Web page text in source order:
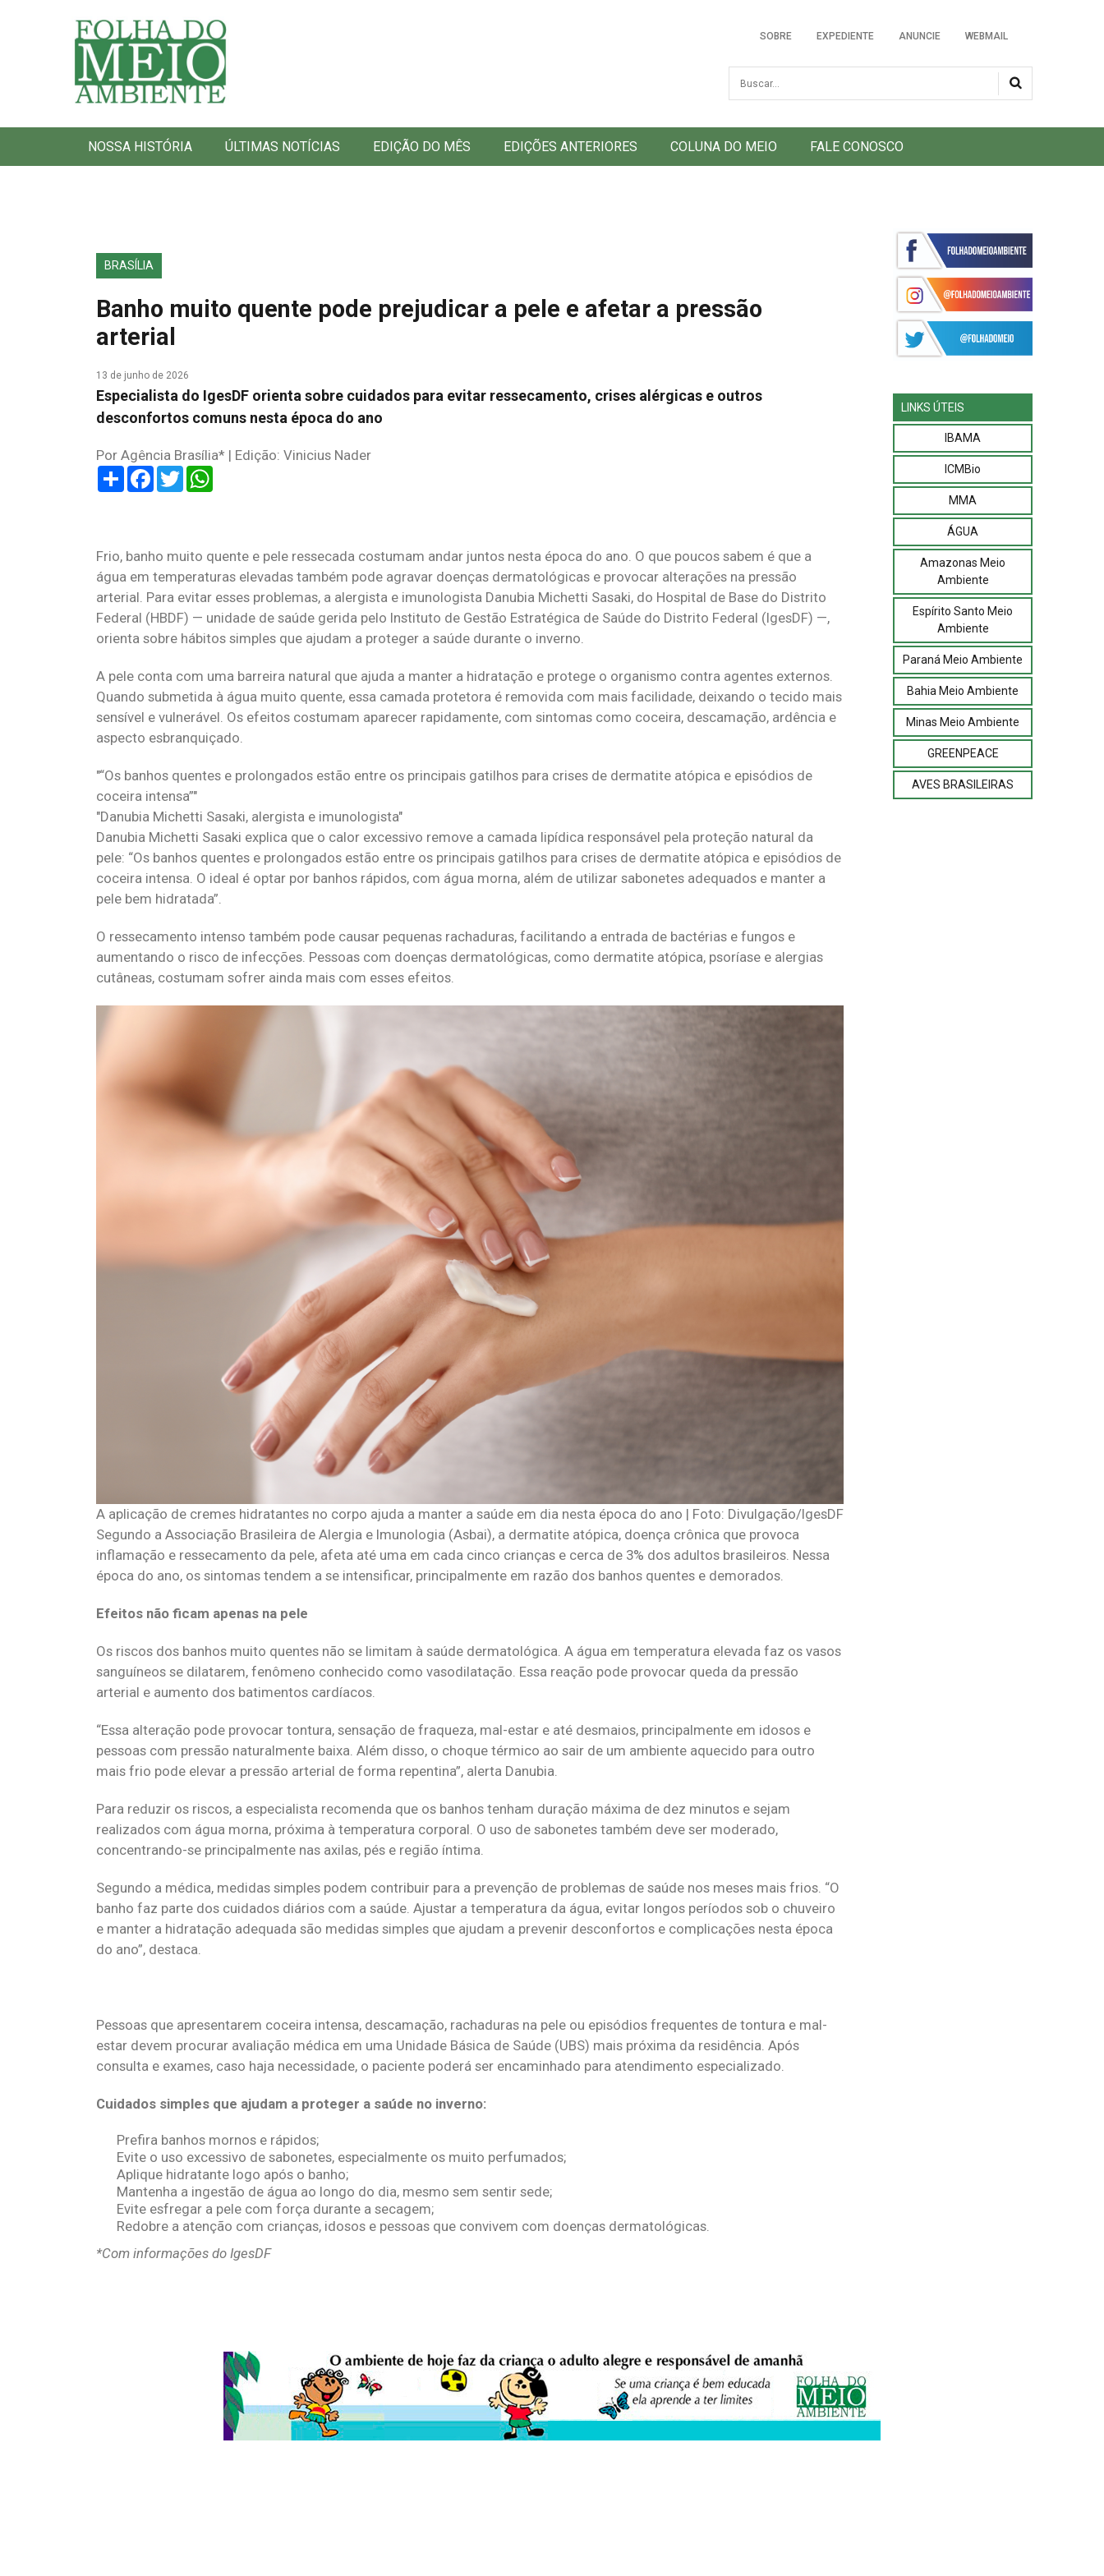
Folha do Meio Ambiente
SOBRE EXPEDIENTE ANUNCIE WEBMAIL
Busca
NOSSA HISTÓRIA ÚLTIMAS NOTÍCIAS EDIÇÃO DO MÊS EDIÇÕES ANTERIORES COLUNA DO MEIO FALE CONOSCO
BRASÍLIA
Banho muito quente pode prejudicar a pele e afetar a pressão
arterial
13 de junho de 2026
Especialista do IgesDF orienta sobre cuidados para evitar ressecamento, crises alérgicas e outros
desconfortos comuns nesta época do ano
Por Agência Brasília* | Edição: Vinicius Nader
ShareFacebook
Twitter
Frio, banho muito quente e pele ressecada costumam andar juntos nesta época do ano. O que poucos sabem é que a
água em temperaturas elevadas também pode agravar doenças dermatológicas e provocar alterações na pressão
arterial. Para evitar esses problemas, a alergista e imunologista Danubia Michetti Sasaki, do Hospital de Base do Distrito
Federal (HBDF) — unidade de saúde gerida pelo Instituto de Gestão Estratégica de Saúde do Distrito Federal (IgesDF) —,
orienta sobre hábitos simples que ajudam a proteger a saúde durante o inverno.
A pele conta com uma barreira natural que ajuda a manter a hidratação e protege o organismo contra agentes externos.
Quando submetida à água muito quente, essa camada protetora é removida com mais facilidade, deixando o tecido mais
sensível e vulnerável. Os efeitos costumam aparecer rapidamente, com sintomas como coceira, descamação, ardência e
aspecto esbranquiçado.
“Os banhos quentes e prolongados estão entre os principais gatilhos para crises de dermatite atópica e episódios de
coceira intensa”
Danubia Michetti Sasaki, alergista e imunologista
Danubia Michetti Sasaki explica que o calor excessivo remove a camada lipídica responsável pela proteção natural da
pele: “Os banhos quentes e prolongados estão entre os principais gatilhos para crises de dermatite atópica e episódios de
coceira intensa. O ideal é optar por banhos rápidos, com água morna, além de utilizar sabonetes adequados e manter a
pele bem hidratada”.
O ressecamento intenso também pode causar pequenas rachaduras, facilitando a entrada de bactérias e fungos e
aumentando o risco de infecções. Pessoas com doenças dermatológicas, como dermatite atópica, psoríase e alergias
cutâneas, costumam sofrer ainda mais com esses efeitos.
A aplicação de cremes hidratantes no corpo ajuda a manter a saúde em dia nesta época do ano | Foto: Divulgação/IgesDF
Segundo a Associação Brasileira de Alergia e Imunologia (Asbai), a dermatite atópica, doença crônica que provoca
inflamação e ressecamento da pele, afeta até uma em cada cinco crianças e cerca de 3% dos adultos brasileiros. Nessa
época do ano, os sintomas tendem a se intensificar, principalmente em razão dos banhos quentes e demorados.
Efeitos não ficam apenas na pele
Os riscos dos banhos muito quentes não se limitam à saúde dermatológica. A água em temperatura elevada faz os vasos
sanguíneos se dilatarem, fenômeno conhecido como vasodilatação. Essa reação pode provocar queda da pressão
arterial e aumento dos batimentos cardíacos.
“Essa alteração pode provocar tontura, sensação de fraqueza, mal-estar e até desmaios, principalmente em idosos e
pessoas com pressão naturalmente baixa. Além disso, o choque térmico ao sair de um ambiente aquecido para outro
mais frio pode elevar a pressão arterial de forma repentina”, alerta Danubia.
Para reduzir os riscos, a especialista recomenda que os banhos tenham duração máxima de dez minutos e sejam
realizados com água morna, próxima à temperatura corporal. O uso de sabonetes também deve ser moderado,
concentrando-se principalmente nas axilas, pés e região íntima.
Segundo a médica, medidas simples podem contribuir para a prevenção de problemas de saúde nos meses mais frios. “O
banho faz parte dos cuidados diários com a saúde. Ajustar a temperatura da água, evitar longos períodos sob o chuveiro
e manter a hidratação adequada são medidas simples que ajudam a prevenir desconfortos e complicações nesta época
do ano”, destaca.
Pessoas que apresentarem coceira intensa, descamação, rachaduras na pele ou episódios frequentes de tontura e mal-
estar devem procurar avaliação médica em uma Unidade Básica de Saúde (UBS) mais próxima da residência. Após
consulta e exames, caso haja necessidade, o paciente poderá ser encaminhado para atendimento especializado.
Cuidados simples que ajudam a proteger a saúde no inverno:
Prefira banhos mornos e rápidos;
Evite o uso excessivo de sabonetes, especialmente os muito perfumados;
Aplique hidratante logo após o banho;
Mantenha a ingestão de água ao longo do dia, mesmo sem sentir sede;
Evite esfregar a pele com força durante a secagem;
Redobre a atenção com crianças, idosos e pessoas que convivem com doenças dermatológicas.
*Com informações do IgesDF
LINKS ÚTEIS
IBAMA
ICMBio
MMA
ÁGUA
Amazonas Meio
Ambiente
Espírito Santo Meio
Ambiente
Paraná Meio Ambiente
Bahia Meio Ambiente
Minas Meio Ambiente
GREENPEACE
AVES BRASILEIRAS